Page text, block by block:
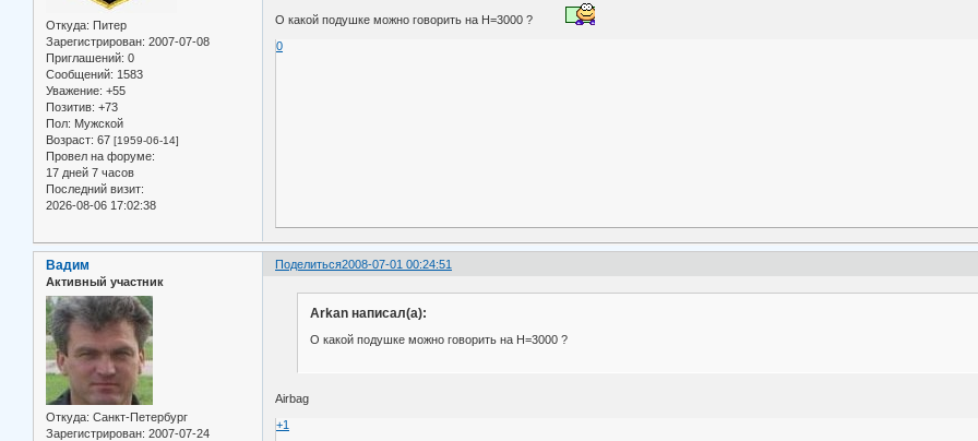
Откуда: Питер
Зарегистрирован: 2007-07-08
Приглашений: 0
Сообщений: 1583
Уважение: +55
Позитив: +73
Пол: Мужской
Возраст: 67 [1959-06-14]
Провел на форуме:
17 дней 7 часов
Последний визит:
2026-08-06 17:02:38
О какой подушке можно говорить на Н=3000 ?
0
Поделиться2008-07-01 00:24:51
Вадим
Активный участник
Откуда: Санкт-Петербург
Зарегистрирован: 2007-07-24
Arkan написал(а):
О какой подушке можно говорить на Н=3000 ?
Airbag
+1